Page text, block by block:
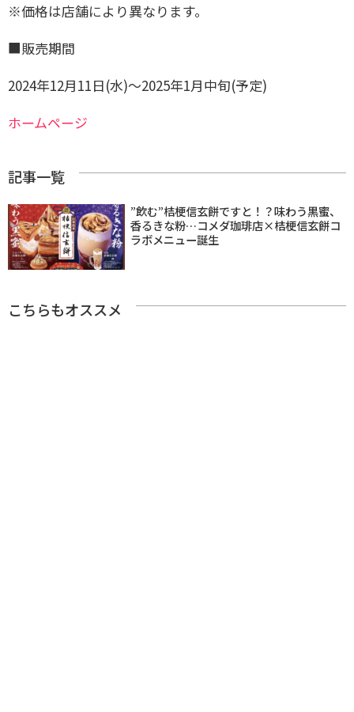
※価格は店舗により異なります。
■販売期間
2024年12月11日(水)～2025年1月中旬(予定)
ホームページ
記事一覧
”飲む”桔梗信玄餅ですと！？味わう黒蜜、
香るきな粉…コメダ珈琲店×桔梗信玄餅コ
ラボメニュー誕生
こちらもオススメ